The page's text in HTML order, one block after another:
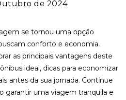
de 2024
se tornou uma opção
conforto e economia.
as principais vantagens deste
ideal, dicas para economizar
antes da sua jornada. Continue
garantir uma viagem tranquila e